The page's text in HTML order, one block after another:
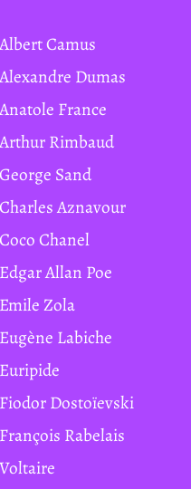
Albert Camus
Alexandre Dumas
Anatole France
Arthur Rimbaud
George Sand
Charles Aznavour
Coco Chanel
Edgar Allan Poe
Emile Zola
Eugène Labiche
Euripide
Fiodor Dostoïevski
François Rabelais
Voltaire